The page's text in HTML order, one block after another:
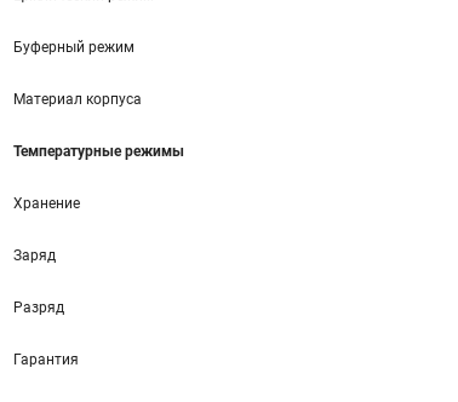
Буферный режим
Материал корпуса
Температурные режимы
Хранение
Заряд
Разряд
Гарантия